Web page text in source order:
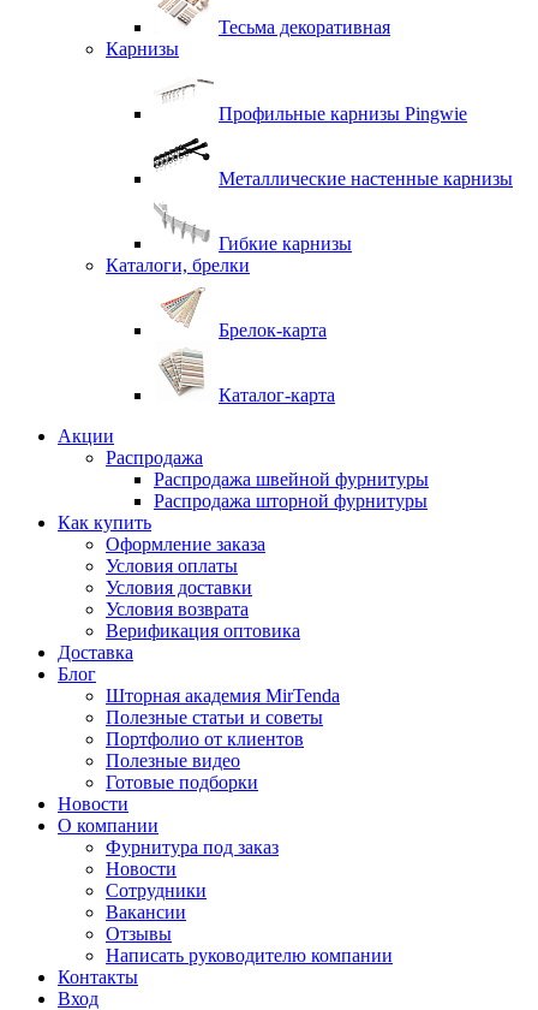
Тесьма декоративная
Карнизы
Профильные карнизы Pingwie
Металлические настенные карнизы
Гибкие карнизы
Каталоги, брелки
Брелок-карта
Каталог-карта
Акции
Распродажа
Распродажа швейной фурнитуры
Распродажа шторной фурнитуры
Как купить
Оформление заказа
Условия оплаты
Условия доставки
Условия возврата
Верификация оптовика
Доставка
Блог
Шторная академия MirTenda
Полезные статьи и советы
Портфолио от клиентов
Полезные видео
Готовые подборки
Новости
О компании
Фурнитура под заказ
Новости
Сотрудники
Вакансии
Отзывы
Написать руководителю компании
Контакты
Вход